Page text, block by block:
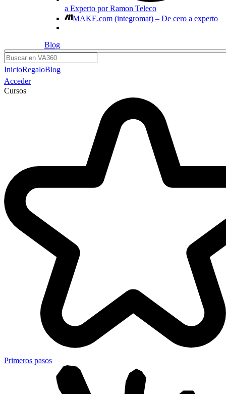
a Experto por Ramon Teleco
MAKE.com (integromat) – De cero a experto
Blog
Buscar
InicioRegaloBlog
Acceder
Cursos
Primeros pasos